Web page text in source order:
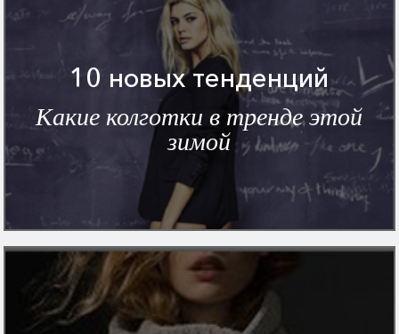
10 новых тенденций
Какие колготки в тренде этой
зимой